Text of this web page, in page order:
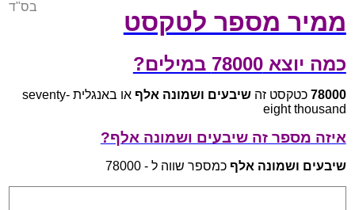
ממיר מספר לטקסט
בס"ד
כמה יוצא 78000 במילים?
78000 כטקסט זהשיבעים ושמונה אלף
או באנגלית seventy-
eight thousand
איזה מספר זה שיבעים ושמונה אלף?
שיבעים ושמונה אלף כמספר שווה ל - 78000